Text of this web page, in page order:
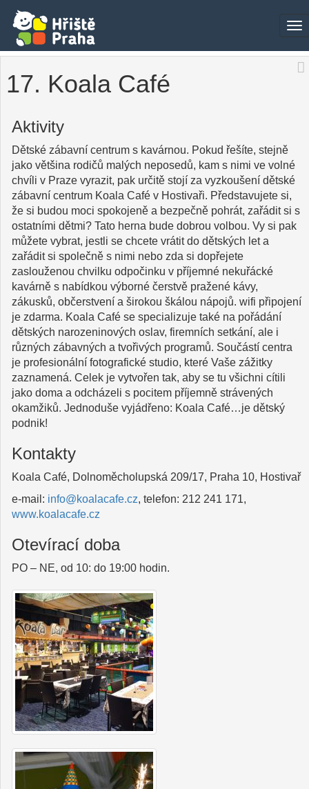
17. Koala Café
Aktivity
Dětské zábavní centrum s kavárnou. Pokud řešíte, stejně
jako většina rodičů malých neposedů, kam s nimi ve volné
chvíli v Praze vyrazit, pak určitě stojí za vyzkoušení dětské
zábavní centrum Koala Café v Hostivaři. Představujete si,
že si budou moci spokojeně a bezpečně pohrát, zařádit si s
ostatními dětmi? Tato herna bude dobrou volbou. Vy si pak
můžete vybrat, jestli se chcete vrátit do dětských let a
zařádit si společně s nimi nebo zda si dopřejete
zaslouženou chvilku odpočinku v příjemné nekuřácké
kavárně s nabídkou výborné čerstvě pražené kávy,
zákusků, občerstvení a širokou škálou nápojů. wifi připojení
je zdarma. Koala Café se specializuje také na pořádání
dětských narozeninových oslav, firemních setkání, ale i
různých zábavných a tvořivých programů. Součástí centra
je profesionální fotografické studio, které Vaše zážitky
zaznamená. Celek je vytvořen tak, aby se tu všichni cítili
jako doma a odcházeli s pocitem příjemně strávených
okamžiků. Jednoduše vyjádřeno: Koala Café…je dětský
podnik!
Kontakty
Koala Café, Dolnoměcholupská 209/17, Praha 10, Hostivař
e-mail: info@koalacafe.cz, telefon: 212 241 171,
www.koalacafe.cz
Otevírací doba
PO – NE, od 10: do 19:00 hodin.